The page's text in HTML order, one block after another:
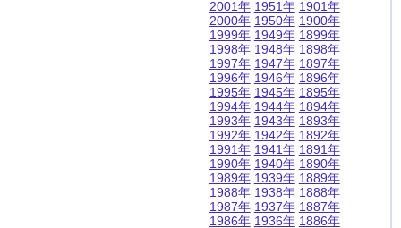
2001年
2000年
1999年
1998年
1997年
1996年
1995年
1994年
1993年
1992年
1991年
1990年
1989年
1988年
1987年
1986年
1951年
1950年
1949年
1948年
1947年
1946年
1945年
1944年
1943年
1942年
1941年
1940年
1939年
1938年
1937年
1936年
1901年
1900年
1899年
1898年
1897年
1896年
1895年
1894年
1893年
1892年
1891年
1890年
1889年
1888年
1887年
1886年